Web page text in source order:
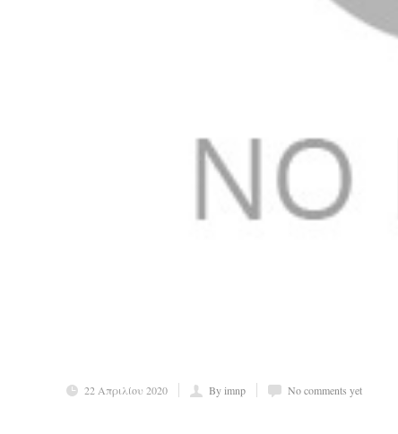
22 Απριλίου 2020 By imnp No comments yet